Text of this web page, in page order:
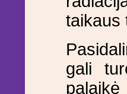
taikaus
gali